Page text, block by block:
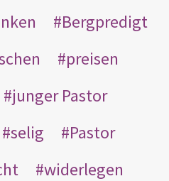
Bergpredigt
preisen
junger Pastor
selig
Pastor
widerlegen